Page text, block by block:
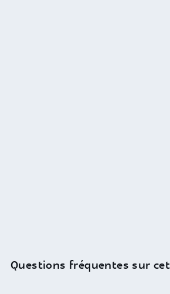
Questions fréquentes sur